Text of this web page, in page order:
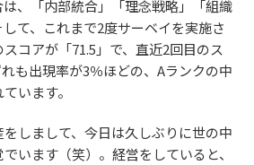
、「内部統合」「理念戦略」「組織
て、これまで2度サーベイを実施さ
コアが「71.5」で、直近2回目のス
も出現率が3％ほどの、Aランクの中
います。
をしまして、今日は久しぶりに世の中
います（笑）。経営をしていると、